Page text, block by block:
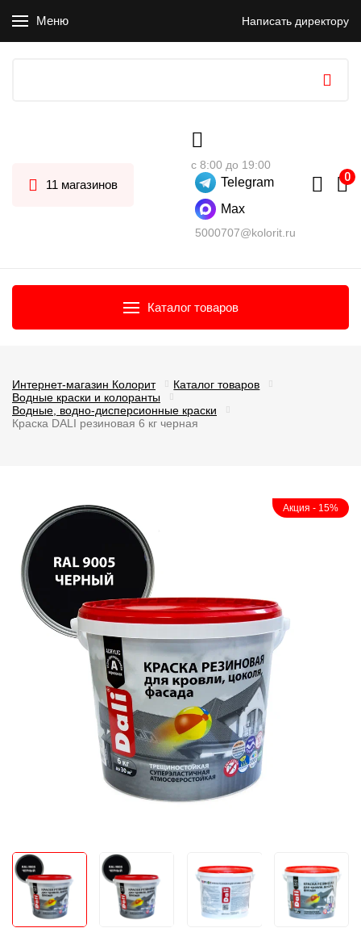
Меню Написать директору
11 магазинов
с 8:00 до 19:00
Telegram
Max
5000707@kolorit.ru
Каталог товаров
Интернет-магазин Колорит
Каталог товаров
Водные краски и колоранты
Водные, водно-дисперсионные краски
Краска DALI резиновая 6 кг черная
Акция - 15%